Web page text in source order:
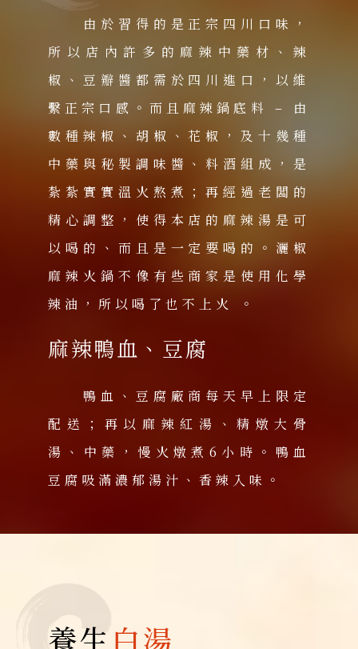
由於習得的是正宗四川口味，
所以店內許多的麻辣中藥材、辣
椒、豆瓣醬都需於四川進口，以維
繫正宗口感。而且麻辣鍋底料 – 由
數種辣椒、胡椒、花椒，及十幾種
中藥與秘製調味醬、料酒組成，是
紮紮實實溫火熬煮；再經過老闆的
精心調整，使得本店的麻辣湯是可
以喝的、而且是一定要喝的。灑椒
麻辣火鍋不像有些商家是使用化學
辣油，所以喝了也不上火 。
麻辣鴨血、豆腐
鴨血、豆腐廠商每天早上限定
配送；再以麻辣紅湯、精燉大骨
湯、中藥，慢火燉煮6小時。鴨血
豆腐吸滿濃郁湯汁、香辣入味。
養生 白湯